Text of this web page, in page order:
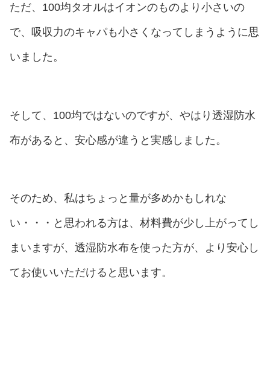
ただ、100均タオルはイオンのものより小さいの
で、吸収力のキャパも小さくなってしまうように思
いました。
そして、100均ではないのですが、やはり透湿防水
布があると、安心感が違うと実感しました。
そのため、私はちょっと量が多めかもしれな
い・・・と思われる方は、材料費が少し上がってし
まいますが、透湿防水布を使った方が、より安心し
てお使いいただけると思います。